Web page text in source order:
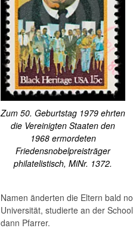
Zum 50. Geburtstag 1979 ehrten
die Vereinigten Staaten den
1968 ermordeten
Friedensnobelpreisträger
philatelistisch, MiNr. 1372.
Namen änderten die Eltern bald
Universität, studierte an der
dann Pfarrer.